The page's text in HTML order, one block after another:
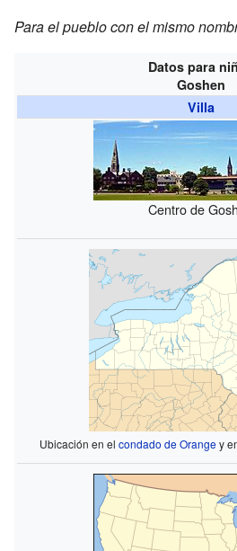
Para el pueblo con el mismo
Datos para
Goshen
Villa
Centro de
Ubicación en elcondado de Orangey